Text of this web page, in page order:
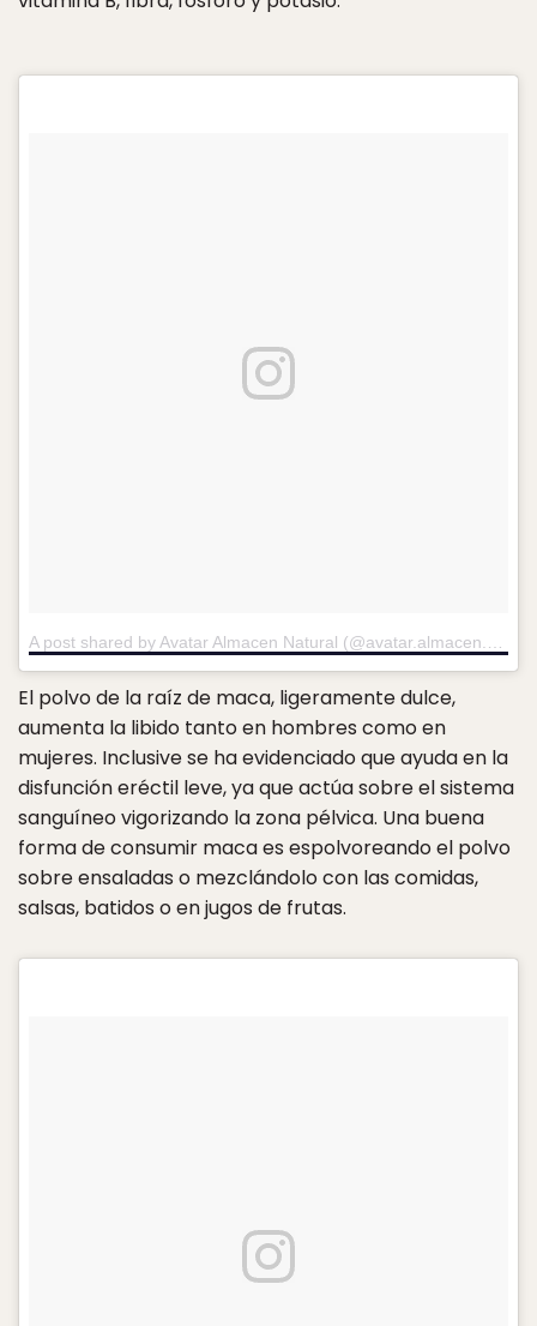
El polvo de la raíz de maca, ligeramente dulce,
aumenta la libido tanto en hombres como en
mujeres. Inclusive se ha evidenciado que ayuda en la
disfunción eréctil leve, ya que actúa sobre el sistema
sanguíneo vigorizando la zona pélvica. Una buena
forma de consumir maca es espolvoreando el polvo
sobre ensaladas o mezclándolo con las comidas,
salsas, batidos o en jugos de frutas.